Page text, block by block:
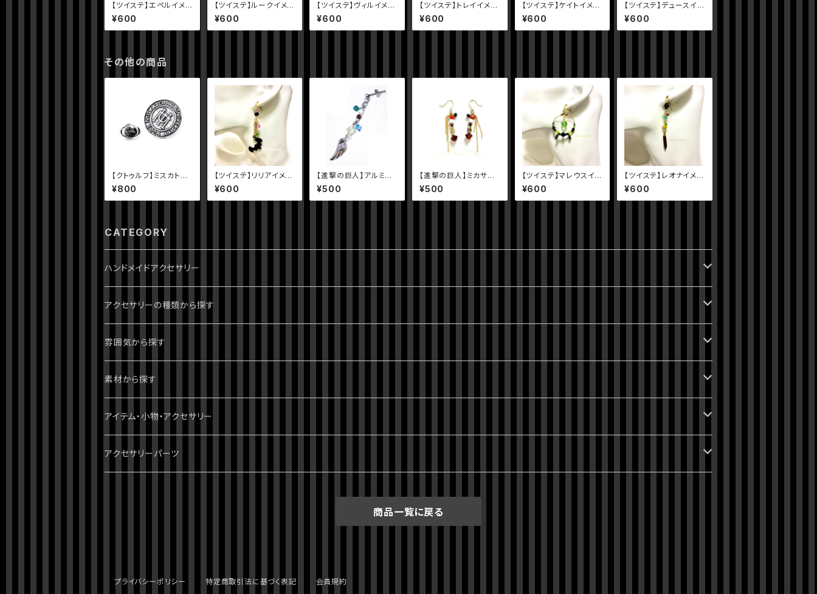
【ツイステ】エペルイメ
ージピアス
¥600
【ツイステ】ルークイメー
ジピアス
¥600
【ツイステ】ヴィルイメー
ジピアス
¥600
【ツイステ】トレイイメー
ジピアス
¥600
【ツイステ】ケイトイメー
ジピアス
¥600
【ツイステ】デュースイメ
ージピアス
¥600
その他の商品
【クトゥルフ】ミスカトニ
ック大学のピンバッジ
¥800
【ツイステ】リリアイメー
ジピアス
¥600
【進撃の巨人】アルミン
イメージ片耳ピアス・イ
ヤリング
¥500
【進撃の巨人】ミカサイ
メージピアス
¥500
【ツイステ】マレウスイメ
ージピアス
¥600
【ツイステ】レオナイメー
ジピアス
¥600
CATEGORY
ハンドメイドアクセサリー
ジョジョの奇妙な冒険
1部 ファントムブラッド
2部 戦闘潮流
8部 ジョジョリオン
進撃の巨人
ダンガンロンパ
無印
スーパーダンガンロンパ2
ツイステッドワンダーランド
刀剣乱舞
アクセサリーの種類から探す
ピアス・イヤリング
ブレスレット
指輪・リング
イヤーカフ・イヤーフック
雰囲気から探す
パンク・ゴシック・ロック・かっこいい
病みかわいい
ポップ・かわいい
素材から探す
天然石
スワロフスキー
アイテム・小物・アクセサリー
ミニチュア・ドールハウス
アクセサリーパーツ
商品一覧に戻る
プライバシーポリシー 特定商取引法に基づく表記 会員規約